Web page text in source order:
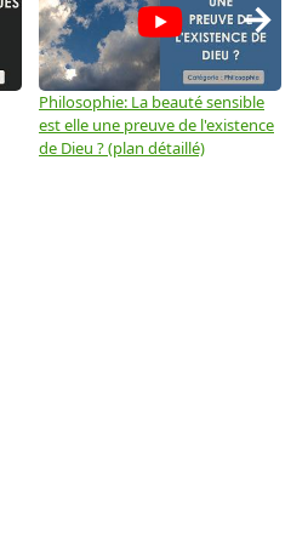
Philosophie: La beauté sensible
est elle une preuve de l'existence
de Dieu ? (plan détaillé)
→